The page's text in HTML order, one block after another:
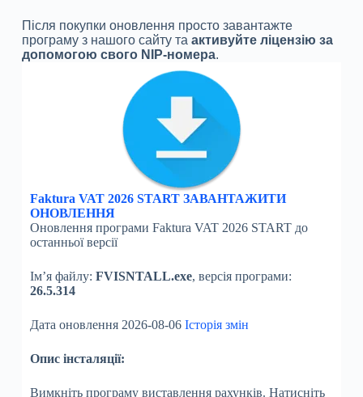
Після покупки оновлення просто завантажте
програму з нашого сайту та активуйте ліцензію за
допомогою свого NIP-номера.
Faktura VAT 2026 START ЗАВАНТАЖИТИ
ОНОВЛЕННЯ
Оновлення програми Faktura VAT 2026 START до
останньої версії
Ім’я файлу: FVISNTALL.exe, версія програми:
26.5.314
Дата оновлення 2026-08-06 Історія змін
Опис інсталяції:
Вимкніть програму виставлення рахунків. Натисніть